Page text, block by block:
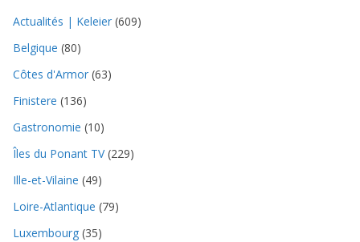
Actualités | Keleier (609)
Belgique (80)
Côtes d'Armor (63)
Finistere (136)
Gastronomie (10)
Îles du Ponant TV(229)
Ille-et-Vilaine (49)
Loire-Atlantique (79)
Luxembourg (35)